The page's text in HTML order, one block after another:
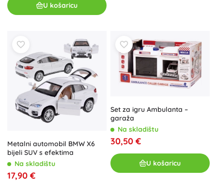
U košaricu
Metalni automobil BMW X6
bijeli SUV s efektima
Na skladištu
17,90 €
Set za igru Ambulanta –
garaža
Na skladištu
30,50 €
U košaricu